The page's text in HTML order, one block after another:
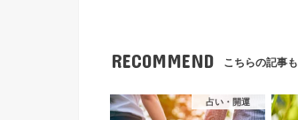
RECOMMEND こちらの記事も
占い・開運